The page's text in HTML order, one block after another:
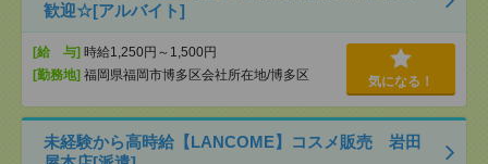
歓迎☆[アルバイト]
[給 与] 時給1,250円～1,500円
[勤務地] 福岡県福岡市博多区会社所在地/博多区 気になる！
未経験から高時給【LANCOME】コスメ販売 岩田